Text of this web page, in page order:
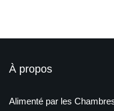
À propos
Alimenté par les